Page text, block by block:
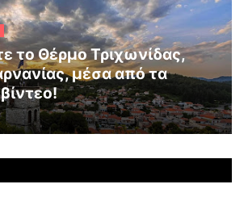
το Θέρμο Τριχωνίδας,
μέσα από τα